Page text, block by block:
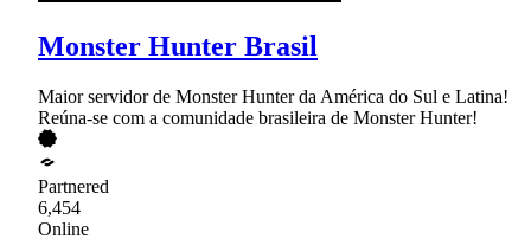
Monster Hunter Brasil
Maior servidor de Monster Hunter da América do Sul e Latina!
Reúna-se com a comunidade brasileira de Monster Hunter!
Partnered
6,454
Online